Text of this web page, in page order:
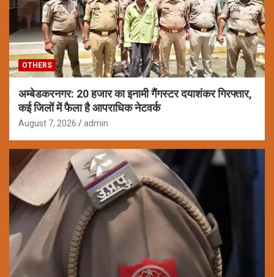
OTHERS
अम्बेडकरनगर: 20 हजार का इनामी गैंगस्टर दयाशंकर गिरफ्तार,
कई जिलों में फैला है आपराधिक नेटवर्क
August 7, 2026 admin